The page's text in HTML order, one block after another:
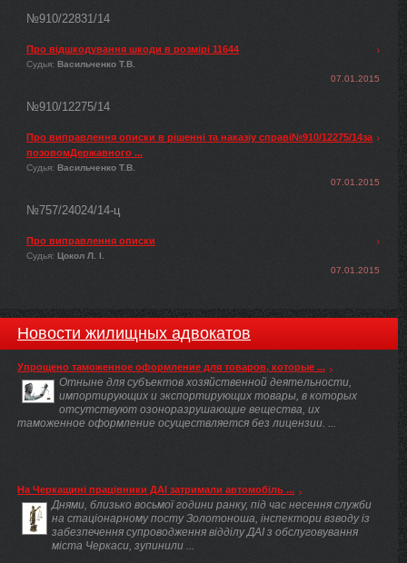
№910/22831/14
Про відшкодування шкоди в розмірі 11644
Судья: Васильченко Т.В.
07.01.2015
№910/12275/14
Про виправлення описки в рішенні та наказіу справі№910/12275/14за
позовомДержавного ...
Судья: Васильченко Т.В.
07.01.2015
№757/24024/14-ц
Про виправлення описки
Судья: Цокол Л. І.
07.01.2015
Новости жилищных адвокатов
Упрощено таможенное оформление для товаров, которые ...
Отныне для субъектов хозяйственной деятельности,
импортирующих и экспортирующих товары, в которых
отсутствуют озоноразрушающие вещества, их
таможенное оформление осуществляется без лицензии. ...
На Черкащині працівники ДАІ затримали автомобіль ...
Днями, близько восьмої години ранку, під час несення служби
на стаціонарному посту Золотоноша, інспектори взводу із
забезпечення супроводження відділу ДАІ з обслуговування
міста Черкаси, зупинили ...